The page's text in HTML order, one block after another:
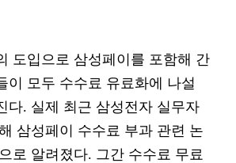
도입으로 삼성페이를 포함해 간
이 모두 수수료 유료화에 나설
다. 실제 최근 삼성전자 실무자
삼성페이 수수료 부과 관련 논
로 알려졌다. 그간 수수료 무료